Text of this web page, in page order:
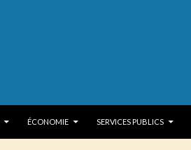
ÉCONOMIE SERVICES PUBLICS